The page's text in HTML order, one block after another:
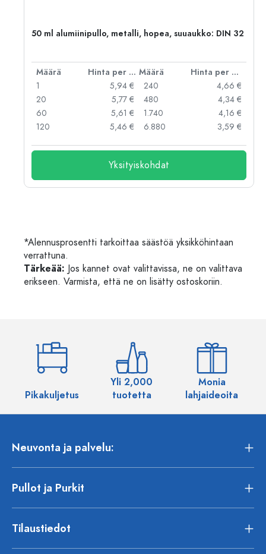
50 ml alumiinipullo, metalli, hopea, suuaukko: DIN 32
Määrä Hinta per kpl Määrä
Hinta per kpl
1
5,94 €
20
5,77 €
60
5,61 €
120
5,46 €
240
4,66 €
480
4,34 €
1.740
4,16 €
6.880
3,59 €
Yksityiskohdat
*Alennusprosentti tarkoittaa säästöä yksikköhintaan
verrattuna.
Tärkeää: Jos kannet ovat valittavissa, ne on valittava
erikseen. Varmista, että ne on lisätty ostoskoriin.
Pikakuljetus
Yli 2,000
tuotetta
Monia
lahjaideoita
Neuvonta ja palvelu:
Pullot ja Purkit
Tilaustiedot